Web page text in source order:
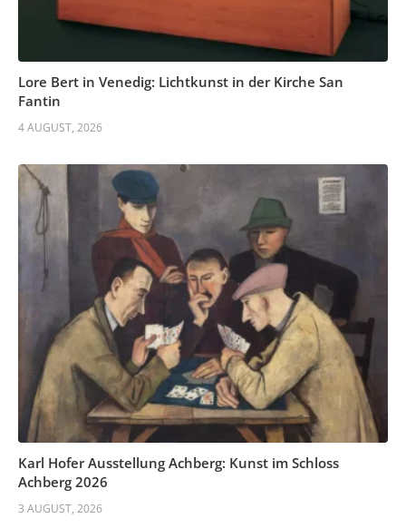
Lore Bert in Venedig: Lichtkunst in der Kirche San
Fantin
4 AUGUST, 2026
Karl Hofer Ausstellung Achberg: Kunst im Schloss
Achberg 2026
3 AUGUST, 2026